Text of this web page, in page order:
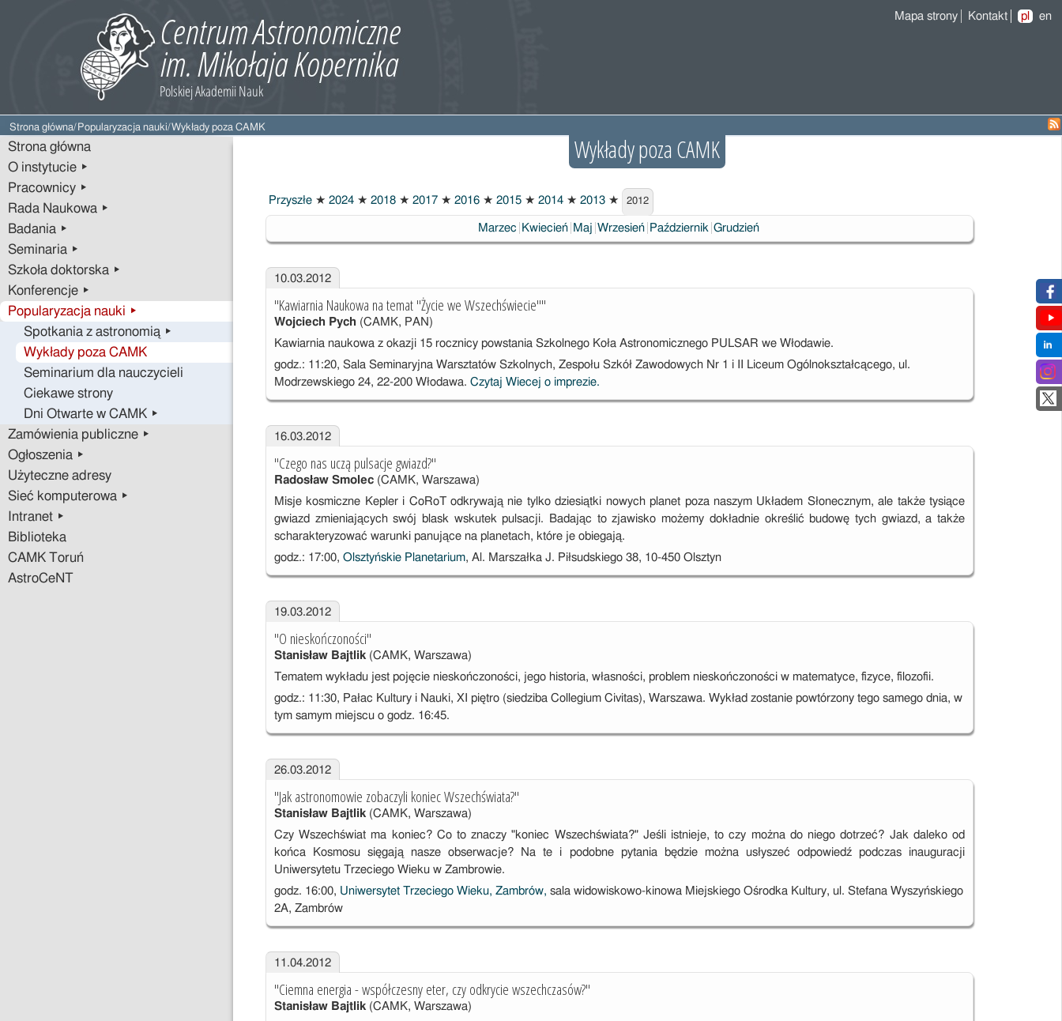
Mapa strony Kontakt pl en
Strona główna/ Popularyzacja nauki/Wykłady poza CAMK
Strona główna
O instytucie ▸
Pracownicy ▸
Rada Naukowa ▸
Badania ▸
Seminaria ▸
Szkoła doktorska ▸
Konferencje ▸
Popularyzacja nauki ▸
Spotkania z astronomią ▸
Wykłady poza CAMK
Seminarium dla nauczycieli
Ciekawe strony
Dni Otwarte w CAMK ▸
Zamówienia publiczne ▸
Ogłoszenia ▸
Użyteczne adresy
Sieć komputerowa ▸
Intranet ▸
Biblioteka
CAMK Toruń
AstroCeNT
Wykłady poza CAMK
Przyszłe ★ 2024 ★ 2018 ★ 2017 ★ 2016 ★ 2015 ★ 2014 ★ 2013 ★
2012
2012
Marzec Kwiecień Maj Wrzesień Październik Grudzień
10.03.2012
"Kawiarnia Naukowa na temat "Życie we Wszechświecie""
Wojciech Pych (CAMK, PAN)
Kawiarnia naukowa z okazji 15 rocznicy powstania Szkolnego Koła Astronomicznego PULSAR we Włodawie.
godz.: 11:20, Sala Seminaryjna Warsztatów Szkolnych, Zespołu Szkół Zawodowych Nr 1 i II Liceum Ogólnokształcącego, ul.
Modrzewskiego 24, 22-200 Włodawa. Czytaj Wiecej o imprezie.
16.03.2012
"Czego nas uczą pulsacje gwiazd?"
Radosław Smolec(CAMK, Warszawa)
Misje kosmiczne Kepler i CoRoT odkrywają nie tylko dziesiątki nowych planet poza naszym Układem Słonecznym, ale także tysiące
gwiazd zmieniających swój blask wskutek pulsacji. Badając to zjawisko możemy dokładnie określić budowę tych gwiazd, a także
scharakteryzować warunki panujące na planetach, które je obiegają.
godz.: 17:00, Olsztyńskie Planetarium, Al. Marszałka J. Piłsudskiego 38, 10-450 Olsztyn
19.03.2012
"O nieskończoności"
Stanisław Bajtlik(CAMK, Warszawa)
Tematem wykładu jest pojęcie nieskończoności, jego historia, własności, problem nieskończoności w matematyce, fizyce, filozofii.
godz.: 11:30, Pałac Kultury i Nauki, XI piętro (siedziba Collegium Civitas), Warszawa. Wykład zostanie powtórzony tego samego dnia, w
tym samym miejscu o godz. 16:45.
26.03.2012
"Jak astronomowie zobaczyli koniec Wszechświata?"
Stanisław Bajtlik(CAMK, Warszawa)
Czy Wszechświat ma koniec? Co to znaczy "koniec Wszechświata?" Jeśli istnieje, to czy można do niego dotrzeć? Jak daleko od
końca Kosmosu sięgają nasze obserwacje? Na te i podobne pytania będzie można usłyszeć odpowiedź podczas inauguracji
Uniwersytetu Trzeciego Wieku w Zambrowie.
godz. 16:00, Uniwersytet Trzeciego Wieku, Zambrów, sala widowiskowo-kinowa Miejskiego Ośrodka Kultury, ul. Stefana Wyszyńskiego
2A, Zambrów
11.04.2012
"Ciemna energia - współczesny eter, czy odkrycie wszechczasów?"
Stanisław Bajtlik(CAMK, Warszawa)